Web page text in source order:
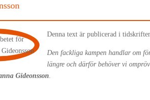
Denna text är publicerad i
Den fackliga kampen handlar om
längre och därför behöver vi
Gideonsson.